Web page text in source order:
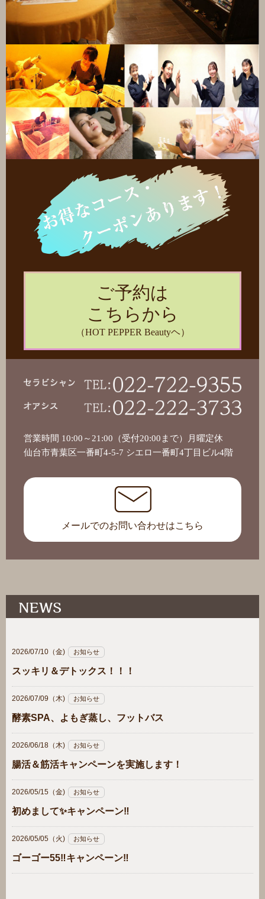
ご予約は
こちらから
（HOT PEPPER Beautyヘ）
営業時間 10:00～21:00（受付20:00まで）
月曜定休
仙台市青葉区一番町4-5-7 シエロ一番町4丁目ビル4階
メールでのお問い合わせはこちら
2026/07/10（金) お知らせ
スッキリ＆デトックス！！！
2026/07/09（木) お知らせ
酵素SPA、よもぎ蒸し、フットバス
2026/06/18（木) お知らせ
腸活＆筋活キャンペーンを実施します！
2026/05/15（金) お知らせ
初めまして✨キャンペーン‼️
2026/05/05（火) お知らせ
ゴーゴー55‼️キャンペーン‼️